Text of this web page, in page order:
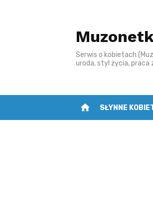
Serwis o kobietach
uroda, styl życia, praca
home SŁYNNE